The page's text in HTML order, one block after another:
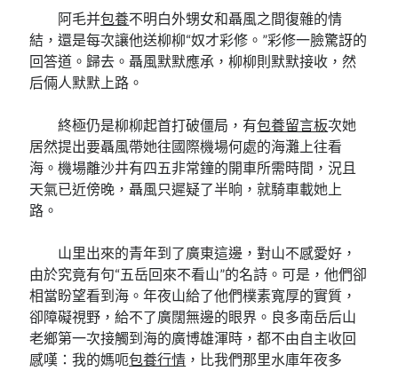
阿毛并包養不明白外甥女和聶風之間復雜的情
結，還是每次讓他送柳柳“奴才彩修。”彩修一臉驚訝的
回答道。歸去。聶風默默應承，柳柳則默默接收，然
后倆人默默上路。
終極仍是柳柳起首打破僵局，有包養留言板次她
居然提出要聶風帶她往國際機場何處的海灘上往看
海。機場離沙井有四五非常鐘的開車所需時間，況且
天氣已近傍晚，聶風只遲疑了半晌，就騎車載她上
路。
山里出來的青年到了廣東這邊，對山不感愛好，
由於究竟有句“五岳回來不看山”的名詩。可是，他們卻
相當盼望看到海。年夜山給了他們樸素寬厚的實質，
卻障礙視野，給不了廣闊無邊的眼界。良多南岳后山
老鄉第一次接觸到海的廣博雄渾時，都不由自主收回
感嘆：我的媽呃包養行情 ，比我們那里水庫年夜多